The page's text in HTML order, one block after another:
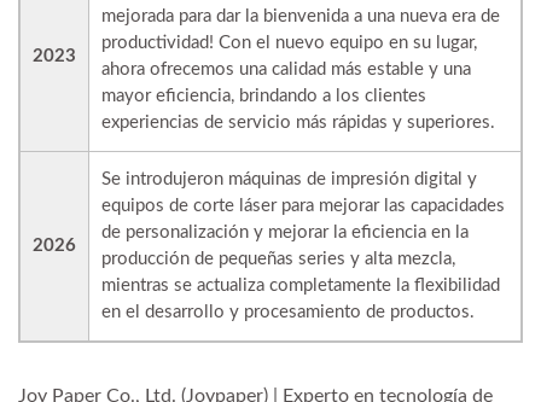
2023
mejorada para dar la bienvenida a una nueva era de
productividad! Con el nuevo equipo en su lugar,
ahora ofrecemos una calidad más estable y una
mayor eficiencia, brindando a los clientes
experiencias de servicio más rápidas y superiores.
2026
Se introdujeron máquinas de impresión digital y
equipos de corte láser para mejorar las capacidades
de personalización y mejorar la eficiencia en la
producción de pequeñas series y alta mezcla,
mientras se actualiza completamente la flexibilidad
en el desarrollo y procesamiento de productos.
Joy Paper Co., Ltd. (Joypaper) | Experto en tecnología de